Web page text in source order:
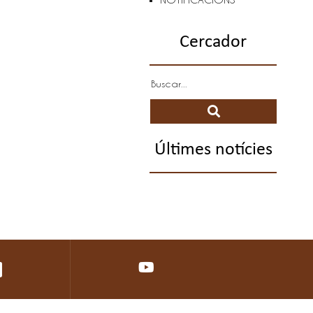
Cercador
Últimes notícies